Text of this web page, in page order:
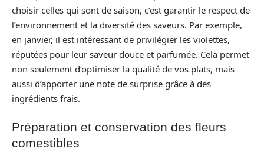
choisir celles qui sont de saison, c’est garantir le respect de
l’environnement et la diversité des saveurs. Par exemple,
en janvier, il est intéressant de privilégier les violettes,
réputées pour leur saveur douce et parfumée. Cela permet
non seulement d’optimiser la qualité de vos plats, mais
aussi d’apporter une note de surprise grâce à des
ingrédients frais.
Préparation et conservation des fleurs
comestibles